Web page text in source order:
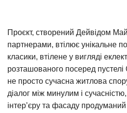
Проєкт, створений Дейвідом
партнерами, втілює унікальне
класики, втілене у вигляді
розташованого посеред
не просто сучасна житлова
діалог між минулим і
інтер’єру та фасаду